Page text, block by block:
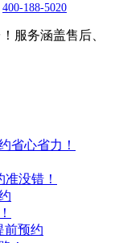
400-188-5020
省心省力！
没错！
前预约